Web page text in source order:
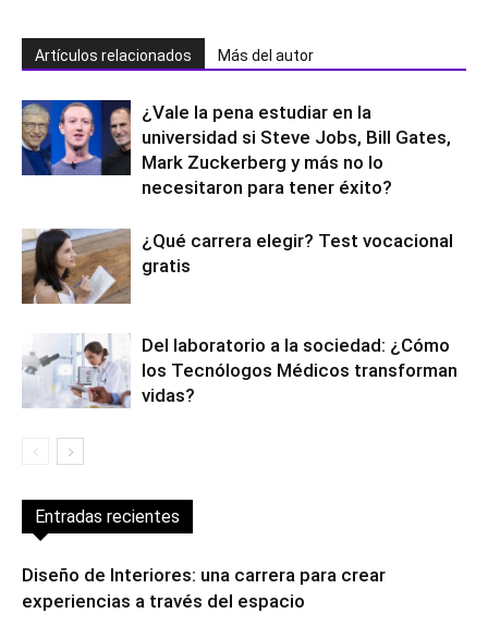
Artículos relacionados Más del autor
¿Vale la pena estudiar en la
universidad si Steve Jobs, Bill Gates,
Mark Zuckerberg y más no lo
necesitaron para tener éxito?
¿Qué carrera elegir? Test vocacional
gratis
Del laboratorio a la sociedad: ¿Cómo
los Tecnólogos Médicos transforman
vidas?
Entradas recientes
Diseño de Interiores: una carrera para crear
experiencias a través del espacio